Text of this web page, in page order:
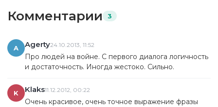
Да что ж вы делаете, люди??? КАК, как мне читать еще
погибнет при этом...
свернутьВ общем, вы поняли. Друзья, давайте не будем
спойлерить? ))
Комментарии 3
A Agerty24.10.2013, 11:52
Про людей на войне. С первого диалога логичность
и достаточность. Иногда жестоко. Сильно.
K Klaks11.12.2012, 00:22
Очень красивое, очень точное выражение фразы